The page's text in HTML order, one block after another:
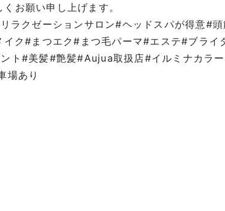
お願い申し上げます。
ラクゼーションサロン#ヘッドスパが得意#
ク#まつエク#まつ毛パーマ#エステ#ブライ
ト#美髪#艶髪#Aujua取扱店#イルミナカラ
場あり